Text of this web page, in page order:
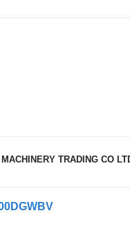
TRADING CO